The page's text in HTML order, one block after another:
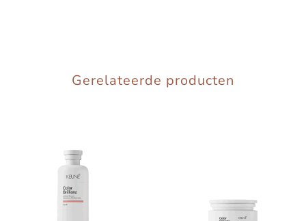
Gerelateerde producten